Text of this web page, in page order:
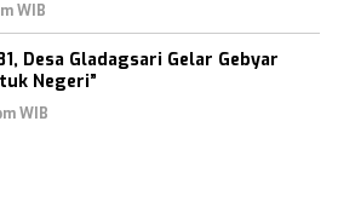
WIB
Desa Gladagsari Gelar Gebyar
Negeri”
WIB